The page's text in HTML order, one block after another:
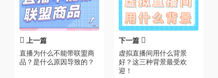
上一篇
直播为什么不能带联盟商
品？是什么原因导致的？
下一篇
虚拟直播间用什么背景
好？这三种背景最受欢
迎！